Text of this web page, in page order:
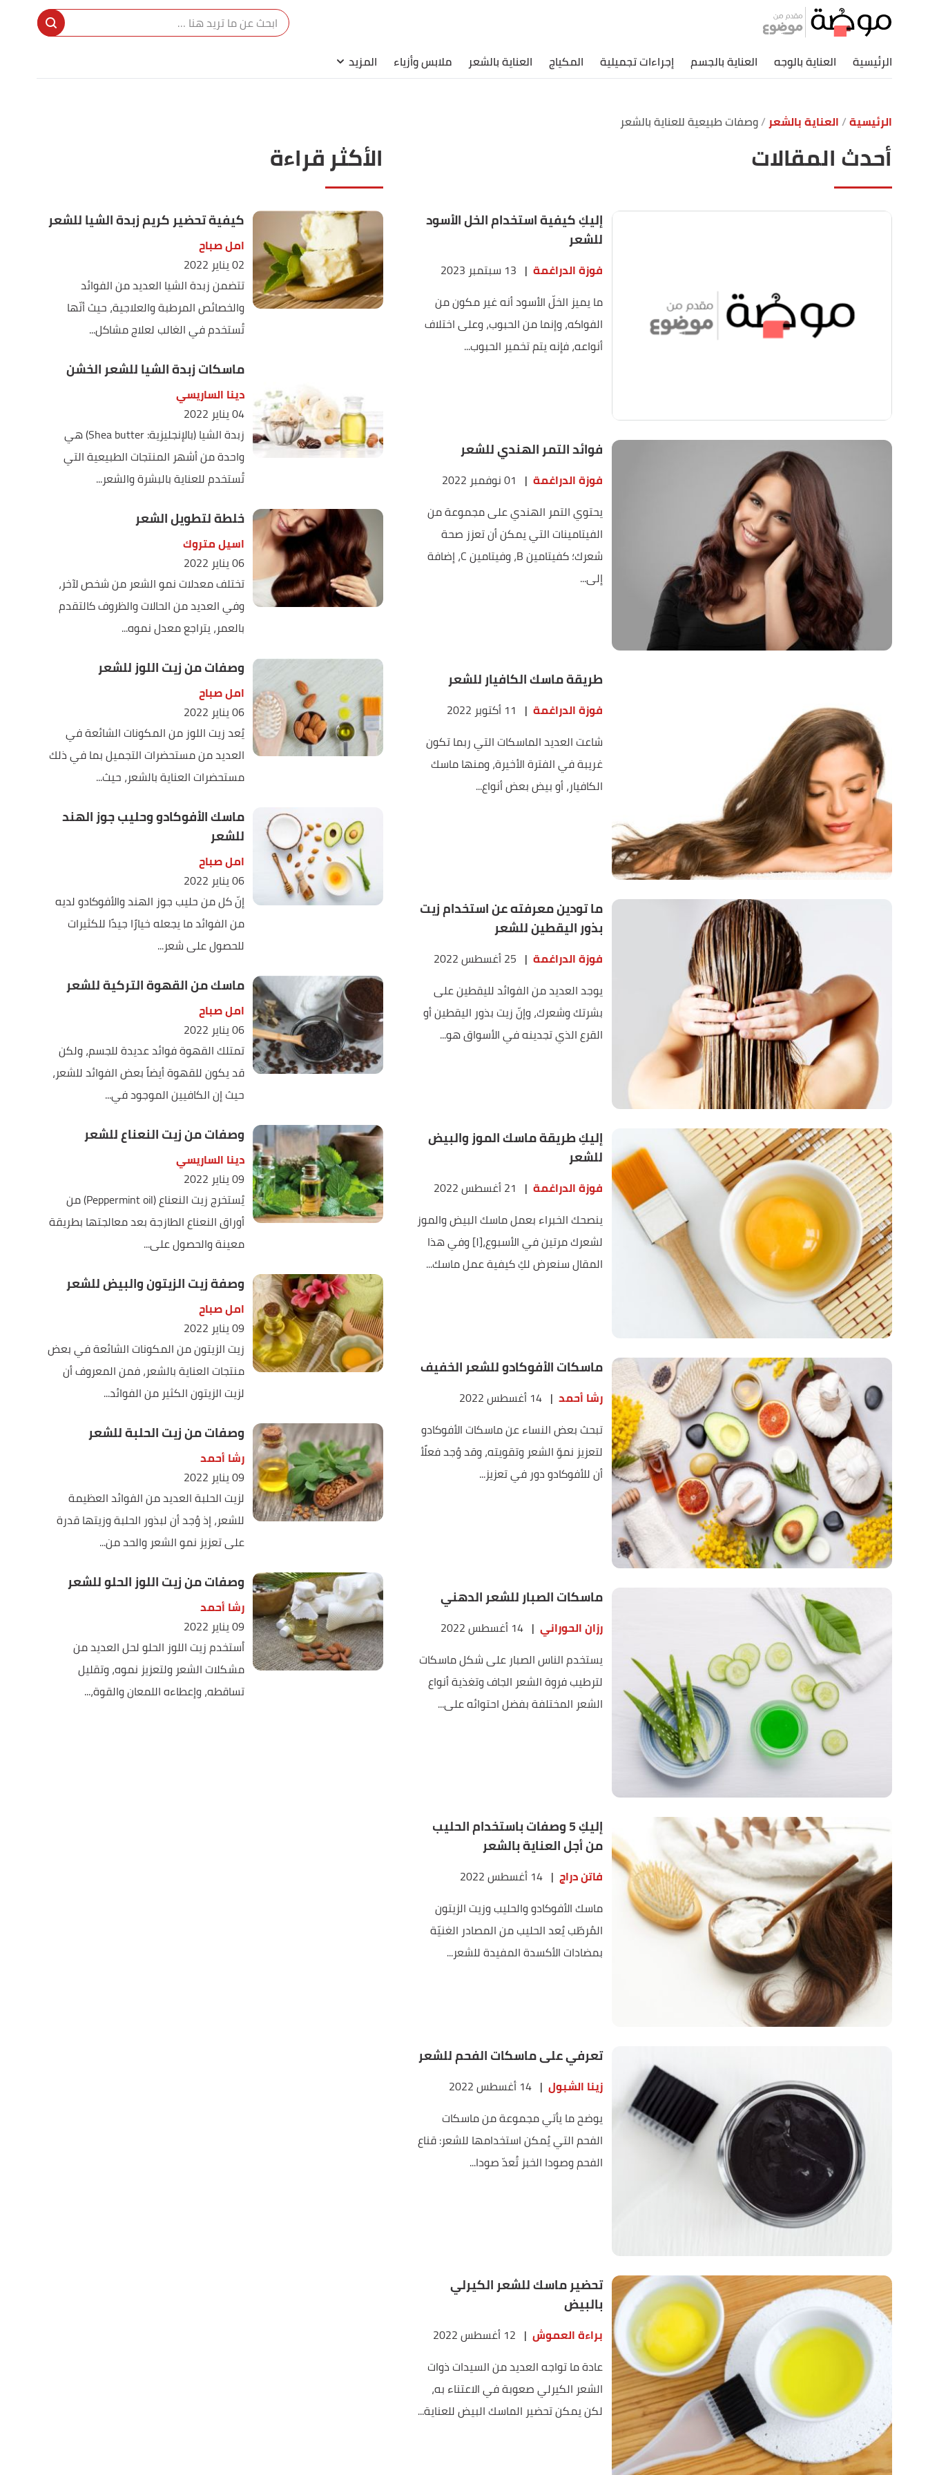
الرئيسية العناية بالوجه العناية بالجسم إجراءات تجميلية المكياج العناية بالشعر ملابس وأزياء المزيد
الرئيسية العناية بالشعر وصفات طبيعية للعناية بالشعر
أحدث المقالات
إليكِ كيفية استخدام الخل الأسود
للشعر
فوزة الدراغمة | 13 سبتمبر 2023
ما يميز الخلّ الأسود أنه غير مكون من
الفواكه، وإنما من الحبوب، وعلى اختلاف
أنواعه، فإنه يتم تخمير الحبوب...
فوائد التمر الهندي للشعر
فوزة الدراغمة | 01 نوفمبر 2022
يحتوي التمر الهندي على مجموعة من
الفيتامينات التي يمكن أن تعزز صحة
شعرك؛ كفيتامين B، وفيتامين C، إضافة
إلى...
طريقة ماسك الكافيار للشعر
فوزة الدراغمة | 11 أكتوبر 2022
شاعت العديد الماسكات التي ربما تكون
غريبة في الفترة الأخيرة، ومنها ماسك
الكافيار، أو بيض بعض أنواع...
ما تودين معرفته عن استخدام زيت
بذور اليقطين للشعر
فوزة الدراغمة | 25 أغسطس 2022
يوجد العديد من الفوائد لليقطين على
بشرتك وشعرك، وإنّ زيت بذور اليقطين أو
القرع الذي تجدينه في الأسواق هو...
إليكِ طريقة ماسك الموز والبيض
للشعر
فوزة الدراغمة | 21 أغسطس 2022
ينصحك الخبراء بعمل ماسك البيض والموز
لشعرك مرتين في الأسبوع،[١] وفي هذا
المقال سنعرض لكِ كيفية عمل ماسك...
ماسكات الأفوكادو للشعر الخفيف
رشا أحمد | 14 أغسطس 2022
تبحث بعض النساء عن ماسكات الأفوكادو
لتعزيز نموّ الشعر وتقويته، وقد وُجد فعلًأ
أن للأفوكادو دور في تعزيز...
ماسكات الصبار للشعر الدهني
رزان الحوراني | 14 أغسطس 2022
يستخدم الناس الصبار على شكل ماسكات
لترطيب فروة الشعر الجاف وتغذية أنواع
الشعر المختلفة بفضل احتوائه على...
إليكِ 5 وصفات باستخدام الحليب
من أجل العناية بالشعر
فاتن دراج | 14 أغسطس 2022
ماسك الأفوكادو والحليب وزيت الزيتون
المُرطّب يُعد الحليب من المصادر الغنيّة
بمضادات الأكسدة المفيدة للشعر...
تعرفي على ماسكات الفحم للشعر
زينا الشبول | 14 أغسطس 2022
يوضح ما يأتي مجموعة من ماسكات
الفحم التي يُمكن استخدامها للشعر: قناع
الفحم وصودا الخبز تُعدّ صودا...
تحضير ماسك للشعر الكيرلي
بالبيض
براءة العموش | 12 أغسطس 2022
عادة ما تواجه العديد من السيدات ذوات
الشعر الكيرلي صعوبة في الاعتناء به،
لكن يمكن تحضير الماسك البيض للعناية...
الأكثر قراءة
كيفية تحضير كريم زبدة الشيا للشعر
امل صباح
02 يناير 2022
تتضمن زبدة الشيا العديد من الفوائد
والخصائص المرطبة والعلاجية، حيث أنّها
تُستخدم في الغالب لعلاج مشاكل...
ماسكات زبدة الشيا للشعر الخشن
دينا الساريسي
04 يناير 2022
زبدة الشيا (بالإنجليزية: Shea butter) هي
واحدة من أشهر المنتجات الطبيعية التي
تُستخدم للعناية بالبشرة والشعر...
خلطة لتطويل الشعر
اسيل متروك
06 يناير 2022
تختلف معدلات نمو الشعر من شخص لآخر،
وفي العديد من الحالات والظروف كالتقدم
بالعمر، يتراجع معدل نموه...
وصفات من زيت اللوز للشعر
امل صباح
06 يناير 2022
يُعد زيت اللوز من المكونات الشائعة في
العديد من مستحضرات التجميل بما في ذلك
مستحضرات العناية بالشعر، حيث...
ماسك الأفوكادو وحليب جوز الهند
للشعر
امل صباح
06 يناير 2022
إنّ كل من حليب جوز الهند والأفوكادو لديه
من الفوائد ما يجعله خيارًا جيدًا للكثيرات
للحصول على شعر...
ماسك من القهوة التركية للشعر
امل صباح
06 يناير 2022
تمتلك القهوة فوائد عديدة للجسم، ولكن
قد يكون للقهوة أيضاً بعض الفوائد للشعر،
حيث إن الكافيين الموجود في...
وصفات من زيت النعناع للشعر
دينا الساريسي
09 يناير 2022
يُستخرج زيت النعناع (Peppermint oil) من
أوراق النعناع الطازجة بعد معالجتها بطريقة
معينة والحصول على...
وصفة زيت الزيتون والبيض للشعر
امل صباح
09 يناير 2022
زيت الزيتون من المكونات الشائعة في بعض
منتجات العناية بالشعر، فمن المعروف أن
لزيت الزيتون الكثير من الفوائد...
وصفات من زيت الحلبة للشعر
رشا أحمد
09 يناير 2022
لزيت الحلبة العديد من الفوائد العظيمة
للشعر، إذ وُجد أن لبذور الحلبة وزيتها قدرة
على تعزيز نمو الشعر والحد من...
وصفات من زيت اللوز الحلو للشعر
رشا أحمد
09 يناير 2022
اُستخدم زيت اللوز الحلو لحل العديد من
مشكلات الشعر ولتعزيز نموه، وتقليل
تساقطه، وإعطاءه اللمعان والقوة،...